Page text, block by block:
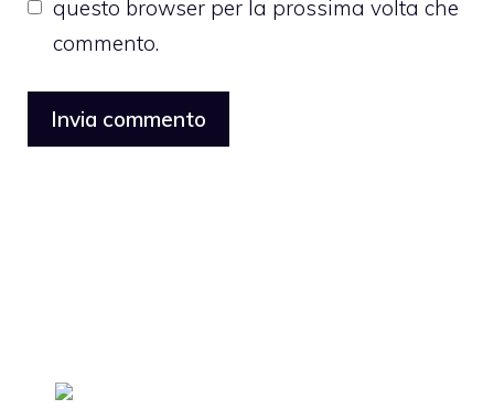
questo browser per la prossima volta che
commento.